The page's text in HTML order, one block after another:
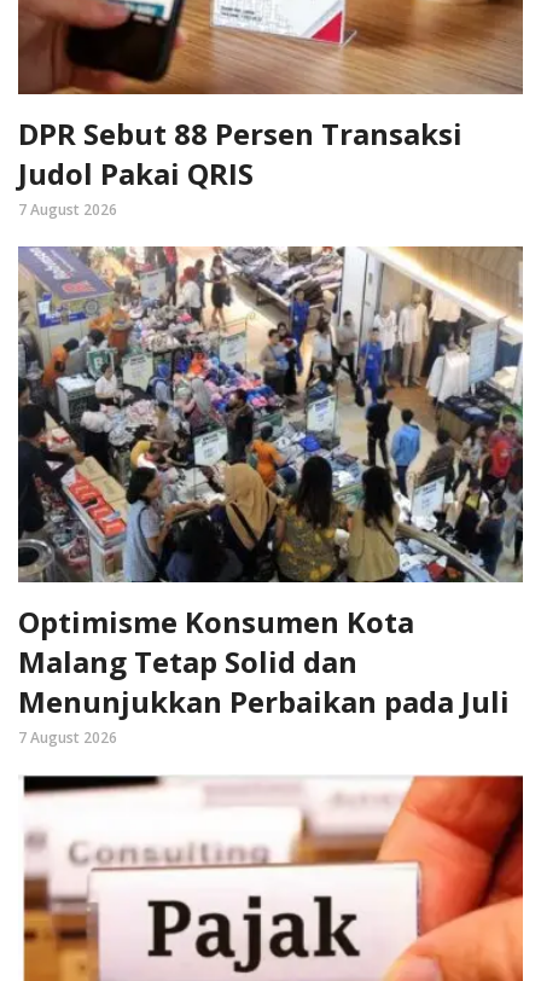
DPR Sebut 88 Persen Transaksi
Judol Pakai QRIS
7 August 2026
Optimisme Konsumen Kota
Malang Tetap Solid dan
Menunjukkan Perbaikan pada Juli
7 August 2026